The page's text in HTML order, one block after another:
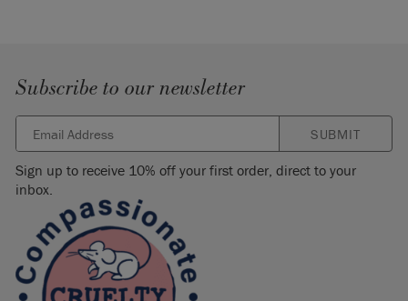
Subscribe to our newsletter
SUBMIT
Sign up to receive 10% off your first order, direct to your
inbox.